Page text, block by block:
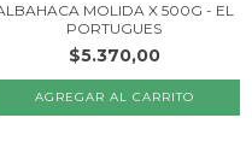
MOLIDA X 500G - EL
PORTUGUES
$5.370,00